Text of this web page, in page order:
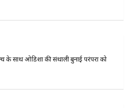
के साथ ओडिशा की संथाली बुनाई परंपरा को